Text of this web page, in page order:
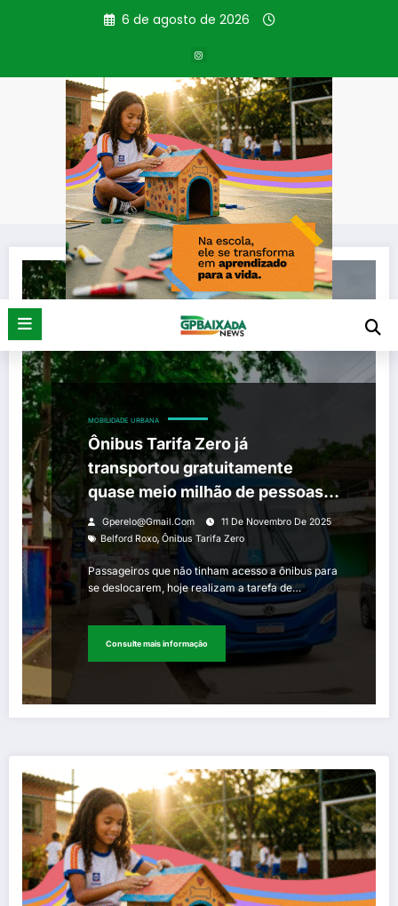
6 de agosto de 2026
Tag: Ônibus Tarifa Zero
Página inicial Ônibus Tarifa Zero
MOBILIDADE URBANA
Ônibus Tarifa Zero já
transportou gratuitamente
quase meio milhão de pessoas
em Belford Roxo
Gperelo@gmail.com
11 De Novembro De 2025
Belford Roxo, Ônibus Tarifa Zero
Passageiros que não tinham acesso a ônibus para
se deslocarem, hoje realizam a tarefa de…
Consulte mais informação